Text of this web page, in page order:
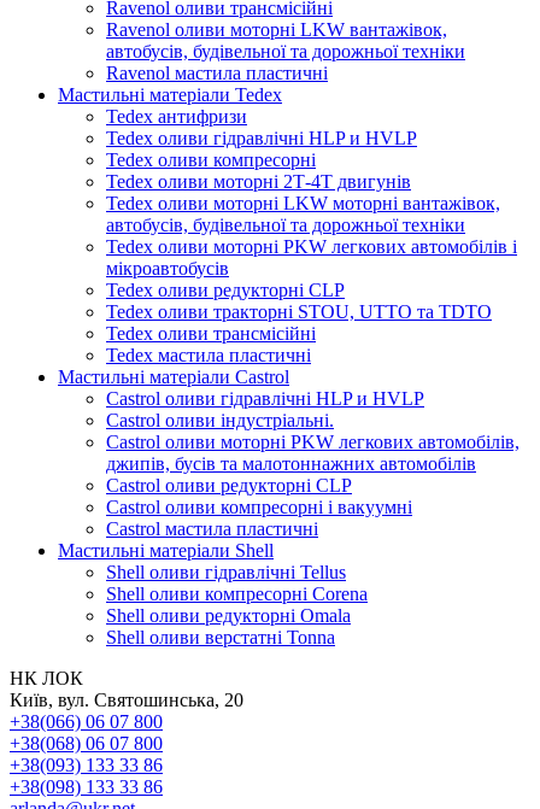
Ravenol оливи трансмісійні
Ravenol оливи моторні LKW вантажівок,
автобусів, будівельної та дорожньої техніки
Ravenol мастила пластичні
Мастильні матеріали Tedex
Tedex антифризи
Tedex оливи гідравлічні HLP и HVLP
Tedex оливи компресорні
Tedex оливи моторні 2Т-4Т двигунів
Tedex оливи моторні LKW моторні вантажівок,
автобусів, будівельної та дорожньої техніки
Tedex оливи моторні PKW легкових автомобілів і
мікроавтобусів
Tedex оливи редукторні CLP
Tedex оливи тракторні STOU, UTTO та TDTO
Tedex оливи трансмісійні
Tedex мастила пластичні
Мастильні матеріали Castrol
Castrol оливи гідравлічні HLP и HVLP
Castrol оливи індустріальні.
Castrol оливи моторні PKW легкових автомобілів,
джипів, бусів та малотоннажних автомобілів
Castrol оливи редукторні CLP
Castrol оливи компресорні і вакуумні
Castrol мастила пластичні
Мастильні матеріали Shell
Shell оливи гідравлічні Tellus
Shell оливи компресорні Corena
Shell оливи редукторні Omala
Shell оливи верстатні Tonna
НК ЛОК
Київ, вул. Святошинська, 20
+38(066) 06 07 800
+38(068) 06 07 800
+38(093) 133 33 86
+38(098) 133 33 86